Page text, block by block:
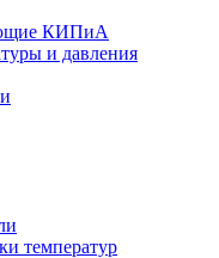
КИПиА
и давления
температур